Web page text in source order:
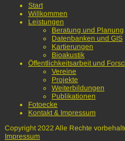
Start
Willkommen
Leistungen
Beratung und Planung
Datenbanken und GIS
Kartierungen
Bioakustik
Öffentlichkeitsarbeit und
Vereine
Projekte
Weiterbildungen
Publikationen
Fotoecke
Kontakt & Impressum
Copyright 2022 Alle Rechte
Impressum